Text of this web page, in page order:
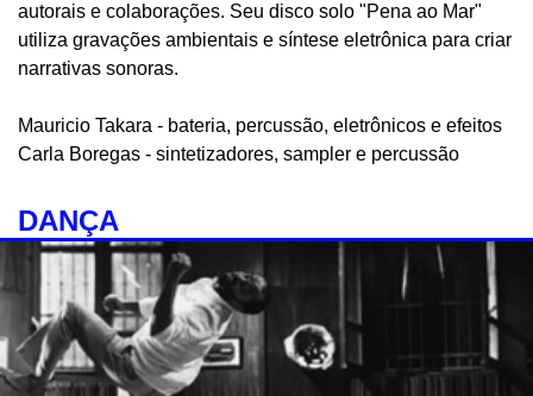
autorais e colaborações. Seu disco solo "Pena ao Mar"
utiliza gravações ambientais e síntese eletrônica para criar
narrativas sonoras.
Mauricio Takara - bateria, percussão, eletrônicos e efeitos
Carla Boregas - sintetizadores, sampler e percussão
DANÇA